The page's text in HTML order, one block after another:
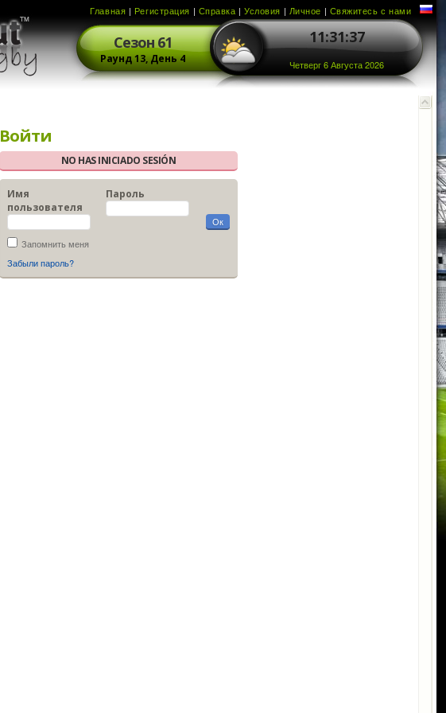
Главная | Регистрация | Справка |Условия | Личное | Свяжитесь с нами
Сезон61
Раунд13,День4
11:31:37
Четверг 6 Августа 2026
Войти
NO HAS INICIADO SESIÓN
Имя
пользователя
Пароль
Запомнить меня
Забыли пароль?